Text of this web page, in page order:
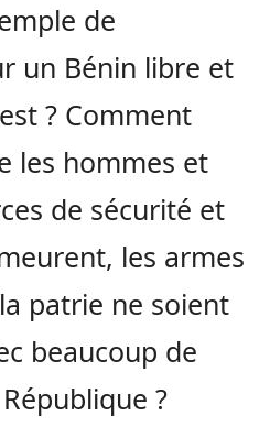
de
un Bénin libre et
? Comment
les hommes et
de sécurité et
les armes
patrie ne soient
beaucoup de
?